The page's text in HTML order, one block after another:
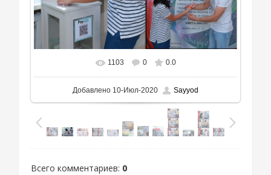
В реальном размере 1111x877
1103 0 0.0
Добавлено 10-Июл-2020 Sayyod
Всего комментариев: 0